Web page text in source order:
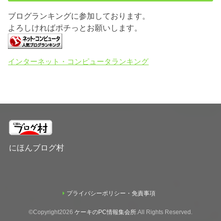
ブログランキングに参加しております。
よろしければポチっとお願いします。
インターネット・コンピュータランキング
にほんブログ村
プライバシーポリシー・免責事項
©Copyright2026 ケーキのPC情報集会所 .All Rights Reserved.